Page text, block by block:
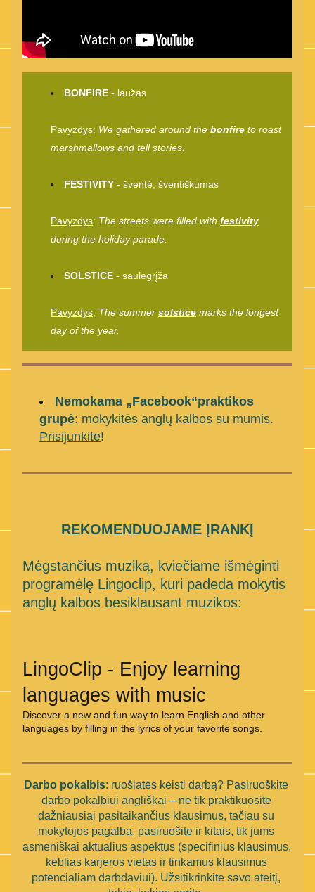
BONFIRE - laužas
Pavyzdys: We gathered around the bonfire to roast
marshmallows and tell stories.
FESTIVITY - šventė, šventiškumas
Pavyzdys: The streets were filled with festivity
during the holiday parade.
SOLSTICE - saulėgrįža
Pavyzdys: The summer solstice marks the longest
day of the year.
Nemokama „Facebook“praktikos
grupė
Prisijunkite!
REKOMENDUOJAME ĮRANKĮ
Mėgstančius muziką, kviečiame išmėginti
programėlę Lingoclip, kuri padeda mokytis
anglų kalbos besiklausant muzikos:
LingoClip - Enjoy learning
languages with music
Discover a new and fun way to learn English and other
languages by filling in the lyrics of your favorite songs.
Darbo pokalbis: ruošiatės keisti darbą? Pasiruoškite
darbo pokalbiui angliškai – ne tik praktikuosite
dažniausiai pasitaikančius klausimus, tačiau su
mokytojos pagalba, pasiruošite ir kitais, tik jums
asmeniškai aktualius aspektus (specifinius klausimus,
keblias karjeros vietas ir tinkamus klausimus
potencialiam darbdaviui). Užsitikrinkite savo ateitį,